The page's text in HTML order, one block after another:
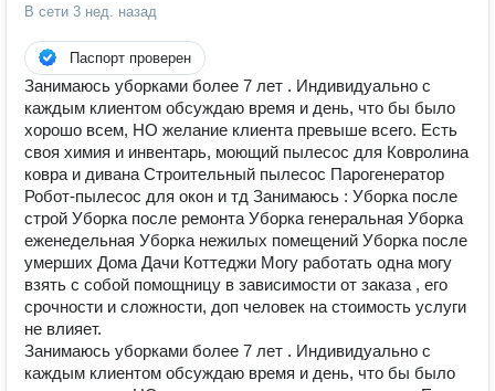
В сети 3 нед. назад
Паспорт проверен
Занимаюсь уборками более 7 лет . Индивидуально с
каждым клиентом обсуждаю время и день, что бы было
хорошо всем, НО желание клиента превыше всего. Есть
своя химия и инвентарь, моющий пылесос для Ковролина
ковра и дивана Строительный пылесос Парогенератор
Робот-пылесос для окон и тд Занимаюсь : Уборка после
строй Уборка после ремонта Уборка генеральная Уборка
еженедельная Уборка нежилых помещений Уборка после
умерших Дома Дачи Коттеджи Могу работать одна могу
взять с собой помощницу в зависимости от заказа , его
срочности и сложности, доп человек на стоимость услуги
не влияет.
Занимаюсь уборками более 7 лет . Индивидуально с
каждым клиентом обсуждаю время и день, что бы было